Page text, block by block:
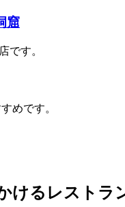
窟
です。
めです。
けるレスト